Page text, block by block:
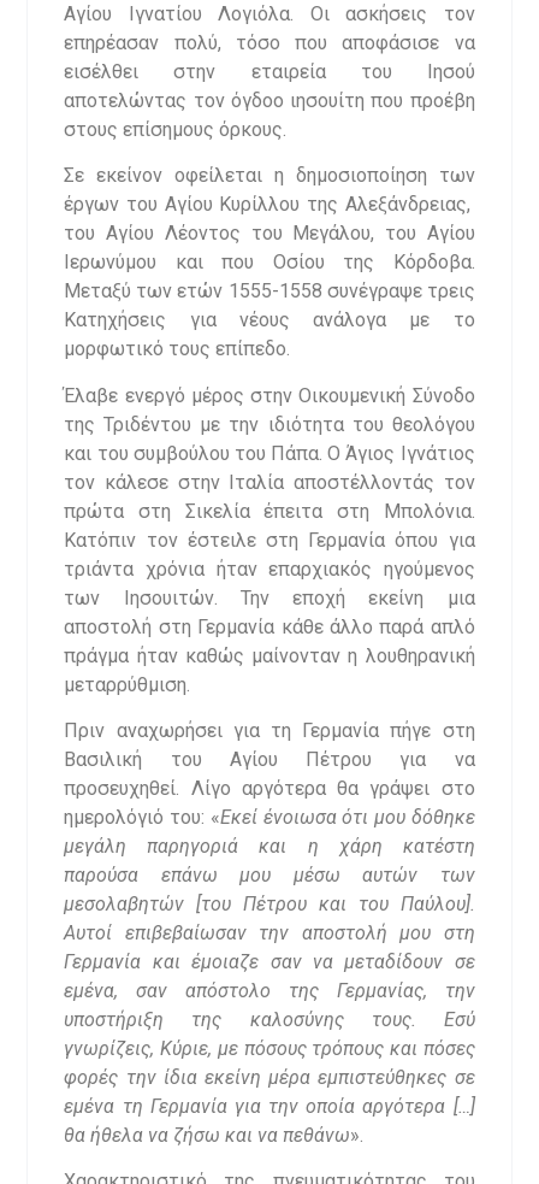
Αγίου Ιγνατίου Λογιόλα. Οι ασκήσεις τον
επηρέασαν πολύ, τόσο που αποφάσισε να
εισέλθει στην εταιρεία του Ιησού
αποτελώντας τον όγδοο ιησουίτη που προέβη
στους επίσημους όρκους.
Σε εκείνον οφείλεται η δημοσιοποίηση των
έργων του Αγίου Κυρίλλου της Αλεξάνδρειας,
του Αγίου Λέοντος του Μεγάλου, του Αγίου
Ιερωνύμου και που Οσίου της Κόρδοβα.
Μεταξύ των ετών 1555-1558 συνέγραψε τρεις
Κατηχήσεις για νέους ανάλογα με το
μορφωτικό τους επίπεδο.
Έλαβε ενεργό μέρος στην Οικουμενική Σύνοδο
της Τριδέντου με την ιδιότητα του θεολόγου
και του συμβούλου του Πάπα. Ο Άγιος Ιγνάτιος
τον κάλεσε στην Ιταλία αποστέλλοντάς τον
πρώτα στη Σικελία έπειτα στη Μπολόνια.
Κατόπιν τον έστειλε στη Γερμανία όπου για
τριάντα χρόνια ήταν επαρχιακός ηγούμενος
των Ιησουιτών. Την εποχή εκείνη μια
αποστολή στη Γερμανία κάθε άλλο παρά απλό
πράγμα ήταν καθώς μαίνονταν η λουθηρανική
μεταρρύθμιση.
Πριν αναχωρήσει για τη Γερμανία πήγε στη
Βασιλική του Αγίου Πέτρου για να
προσευχηθεί. Λίγο αργότερα θα γράψει στο
ημερολόγιό του: «Εκεί ένοιωσα ότι μου δόθηκε
μεγάλη παρηγοριά και η χάρη κατέστη
παρούσα επάνω μου μέσω αυτών των
μεσολαβητών [του Πέτρου και του Παύλου].
Αυτοί επιβεβαίωσαν την αποστολή μου στη
Γερμανία και έμοιαζε σαν να μεταδίδουν σε
εμένα, σαν απόστολο της Γερμανίας, την
υποστήριξη της καλοσύνης τους. Εσύ
γνωρίζεις, Κύριε, με πόσους τρόπους και πόσες
φορές την ίδια εκείνη μέρα εμπιστεύθηκες σε
εμένα τη Γερμανία για την οποία αργότερα […]
θα ήθελα να ζήσω και να πεθάνω».